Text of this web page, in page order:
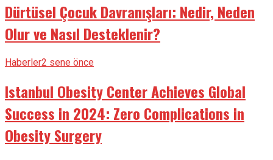
Dürtüsel Çocuk Davranışları: Nedir, Neden
Olur ve Nasıl Desteklenir?
Haberler2 sene önce
Istanbul Obesity Center Achieves Global
Success in 2024: Zero Complications in
Obesity Surgery